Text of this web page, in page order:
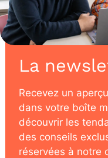
La
Recevez un
dans votre boîte
découvrir les
des conseils
réservées à notre